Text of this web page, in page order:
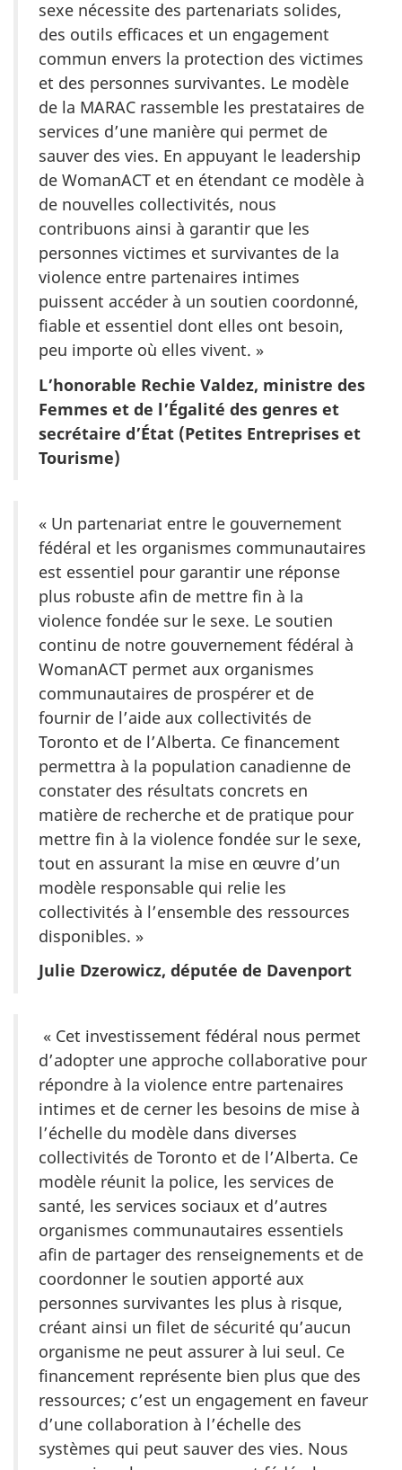
sexe nécessite des partenariats solides,
des outils efficaces et un engagement
commun envers la protection des victimes
et des personnes survivantes. Le modèle
de la MARAC rassemble les prestataires de
services d’une manière qui permet de
sauver des vies. En appuyant le leadership
de WomanACT et en étendant ce modèle à
de nouvelles collectivités, nous
contribuons ainsi à garantir que les
personnes victimes et survivantes de la
violence entre partenaires intimes
puissent accéder à un soutien coordonné,
fiable et essentiel dont elles ont besoin,
peu importe où elles vivent. »
L’honorable Rechie Valdez, ministre des
Femmes et de l’Égalité des genres et
secrétaire d’État (Petites Entreprises et
Tourisme)
« Un partenariat entre le gouvernement
fédéral et les organismes communautaires
est essentiel pour garantir une réponse
plus robuste afin de mettre fin à la
violence fondée sur le sexe. Le soutien
continu de notre gouvernement fédéral à
WomanACT permet aux organismes
communautaires de prospérer et de
fournir de l’aide aux collectivités de
Toronto et de l’Alberta. Ce financement
permettra à la population canadienne de
constater des résultats concrets en
matière de recherche et de pratique pour
mettre fin à la violence fondée sur le sexe,
tout en assurant la mise en œuvre d’un
modèle responsable qui relie les
collectivités à l’ensemble des ressources
disponibles. »
Julie Dzerowicz, députée de Davenport
« Cet investissement fédéral nous permet
d’adopter une approche collaborative pour
répondre à la violence entre partenaires
intimes et de cerner les besoins de mise à
l’échelle du modèle dans diverses
collectivités de Toronto et de l’Alberta. Ce
modèle réunit la police, les services de
santé, les services sociaux et d’autres
organismes communautaires essentiels
afin de partager des renseignements et de
coordonner le soutien apporté aux
personnes survivantes les plus à risque,
créant ainsi un filet de sécurité qu’aucun
organisme ne peut assurer à lui seul. Ce
financement représente bien plus que des
ressources; c’est un engagement en faveur
d’une collaboration à l’échelle des
systèmes qui peut sauver des vies. Nous